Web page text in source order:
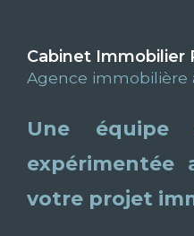
Cabinet Immobilier
Agence immobilière
Une équipe
expérimentée
votre projet